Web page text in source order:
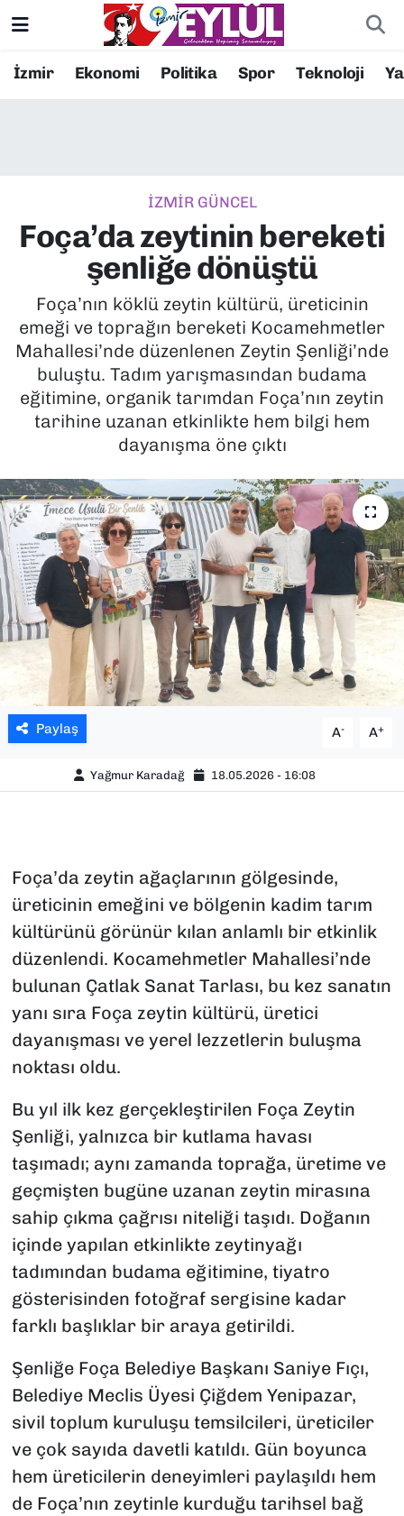
İzmir Ekonomi Politika Spor Teknoloji
İZMİR GÜNCEL
Foça’da zeytinin bereketi
şenliğe dönüştü
Foça’nın köklü zeytin kültürü, üreticinin
emeği ve toprağın bereketi Kocamehmetler
Mahallesi’nde düzenlenen Zeytin Şenliği’nde
buluştu. Tadım yarışmasından budama
eğitimine, organik tarımdan Foça’nın zeytin
tarihine uzanan etkinlikte hem bilgi hem
dayanışma öne çıktı
Paylaş A- A+
Yağmur Karadağ 18.05.2026 - 16:08
Foça’da zeytin ağaçlarının gölgesinde,
üreticinin emeğini ve bölgenin kadim tarım
kültürünü görünür kılan anlamlı bir etkinlik
düzenlendi. Kocamehmetler Mahallesi’nde
bulunan Çatlak Sanat Tarlası, bu kez sanatın
yanı sıra Foça zeytin kültürü, üretici
dayanışması ve yerel lezzetlerin buluşma
noktası oldu.
Bu yıl ilk kez gerçekleştirilen Foça Zeytin
Şenliği, yalnızca bir kutlama havası
taşımadı; aynı zamanda toprağa, üretime ve
geçmişten bugüne uzanan zeytin mirasına
sahip çıkma çağrısı niteliği taşıdı. Doğanın
içinde yapılan etkinlikte zeytinyağı
tadımından budama eğitimine, tiyatro
gösterisinden fotoğraf sergisine kadar
farklı başlıklar bir araya getirildi.
Şenliğe Foça Belediye Başkanı Saniye Fıçı,
Belediye Meclis Üyesi Çiğdem Yenipazar,
sivil toplum kuruluşu temsilcileri, üreticiler
ve çok sayıda davetli katıldı. Gün boyunca
hem üreticilerin deneyimleri paylaşıldı hem
de Foça’nın zeytinle kurduğu tarihsel bağ
Resmi İlanlar
EKONOMİ
KÜLTÜR SANAT
MAGAZİN
POLİTİKA
SPOR
TEKNOLOJİ
YAŞAM
YEREL YÖNETİMLER
Konak Nöbetçi Eczaneler
Süper Lig Puan Durumu ve Fikstür
Tüm Manşetler
Son Dakika Haberleri
Haber Arşivi